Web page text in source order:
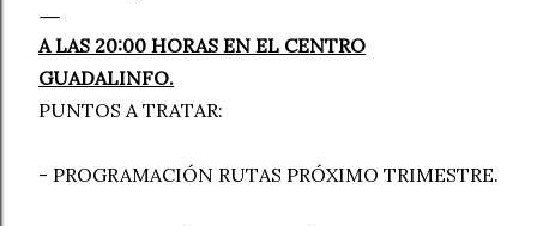
A LAS 20:00 HORAS EN EL CENTRO
GUADALINFO.
PUNTOS A TRATAR:
- PROGRAMACIÓN RUTAS PRÓXIMO TRIMESTRE.